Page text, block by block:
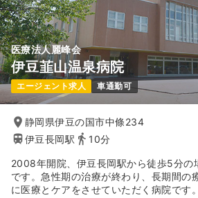
医療法人麗峰会
伊豆韮山温泉病院
エージェント求人 車通勤可
静岡県伊豆の国市中條234
伊豆長岡駅
10分
2008年開院、伊豆長岡駅から徒歩5分の
です。急性期の治療が終わり、長期間の
に医療とケアをさせていただく病院です